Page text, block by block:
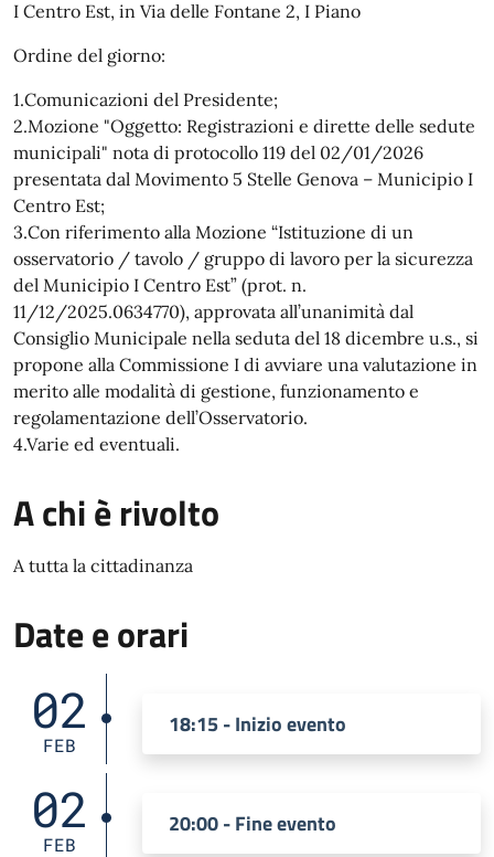
I Centro Est, in Via delle Fontane 2, I Piano
Ordine del giorno:
1.Comunicazioni del Presidente;
2.Mozione "Oggetto: Registrazioni e dirette delle sedute
municipali" nota di protocollo 119 del 02/01/2026
presentata dal Movimento 5 Stelle Genova – Municipio I
Centro Est;
3.Con riferimento alla Mozione “Istituzione di un
osservatorio / tavolo / gruppo di lavoro per la sicurezza
del Municipio I Centro Est” (prot. n.
11/12/2025.0634770), approvata all’unanimità dal
Consiglio Municipale nella seduta del 18 dicembre u.s., si
propone alla Commissione I di avviare una valutazione in
merito alle modalità di gestione, funzionamento e
regolamentazione dell’Osservatorio.
4.Varie ed eventuali.
A chi è rivolto
A tutta la cittadinanza
Date e orari
02
FEB
18:15 - Inizio evento
02
FEB
20:00 - Fine evento